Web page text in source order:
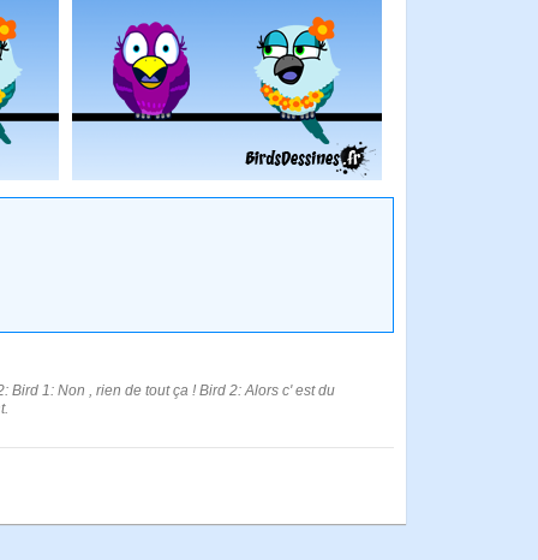
Bird 1: Non , rien de tout ça ! Bird 2: Alors c' est du